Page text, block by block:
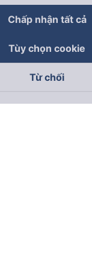
tôi trên
Chấp nhận tất cả
Tùy chọn cookie
Từ chối